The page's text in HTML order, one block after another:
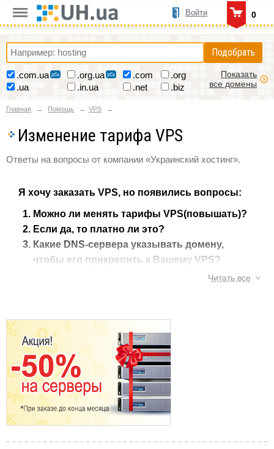
0
Войти
Подобрать
.com.ua .org.ua .com
.org
.ua
.in.ua .net .biz
Показать
все домены
Главная Помощь VPS
Изменение тарифа VPS
Ответы на вопросы от компании «Украинский хостинг».
Я хочу заказать VPS, но появились вопросы:
Можно ли менять тарифы VPS(повышать)?
Если да, то платно ли это?
Какие DNS-сервера указывать домену,
чтобы его прикрепить к Вашему VPS?
nserver: ns1.ukrdomen.com
nserver: ns2.ukrdomen.com
VPS
Что такое VPS
Выбор панели: DirectAdmin или сPanel
Выбор операционной системы для хостинга 4
Читать все